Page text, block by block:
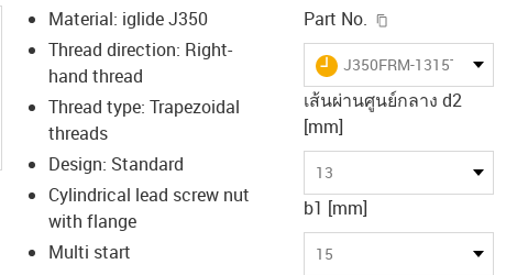
igus-icon-lupe
igus-icon-lupe
Material: iglide J350
Thread direction: Right-
hand thread
Thread type: Trapezoidal
threads
Design: Standard
Cylindrical lead screw nut
with flange
Multi start
Part No.
igus-icon-lieferzeit
J350FRM-1315TR6X2P1
เส้นผ่านศูนย์กลาง d2
[mm]
13
b1 [mm]
15